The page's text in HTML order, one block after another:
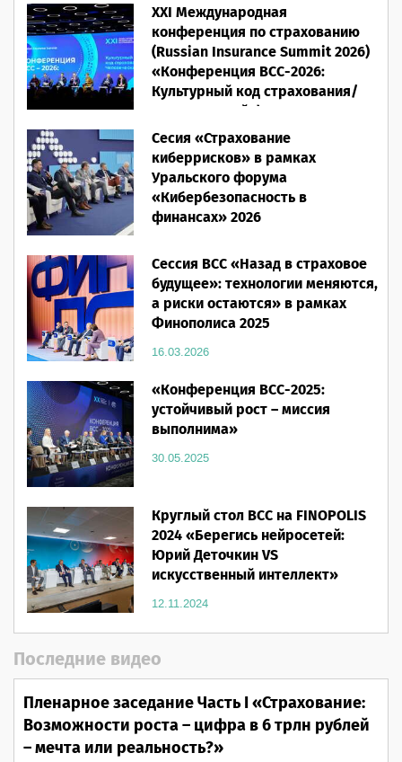
XXI Международная
конференция по страхованию
(Russian Insurance Summit 2026)
«Конференция ВСС-2026:
Культурный код страхования/
Человеческий фактор»
28.05.2026
Сесия «Страхование
киберрисков» в рамках
Уральского форума
«Кибербезопасность в
финансах» 2026
Сессия ВСС «Назад в страховое
будущее»: технологии меняются,
а риски остаются» в рамках
Финополиса 2025
16.03.2026
«Конференция ВСС-2025:
устойчивый рост – миссия
выполнима»
30.05.2025
Круглый стол ВСС на FINOPOLIS
2024 «Берегись нейросетей:
Юрий Деточкин VS
искусственный интеллект»
12.11.2024
Последние видео
Пленарное заседание Часть I «Страхование:
Возможности роста – цифра в 6 трлн рублей
– мечта или реальность?»